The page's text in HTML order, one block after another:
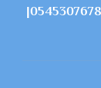
شركة مكافحة الحمام في العين |0545307678|